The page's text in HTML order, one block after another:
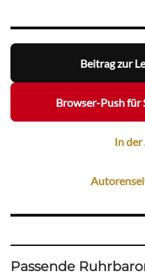
Beitrag zur
Browser-Push für
In
Passende